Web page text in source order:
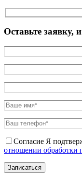
Оставьте заявку,
Согласие Я
отношении обработки